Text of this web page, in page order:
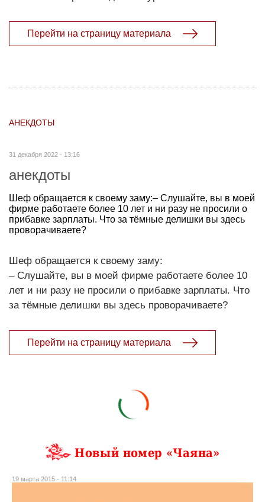
Перейти на страницу материала
АНЕКДОТЫ
31 декабря 2022 - 13:16
анекдоты
Шеф обращается к своему заму:– Слушайте, вы в моей
фирме работаете более 10 лет и ни разу не просили о
прибавке зарплаты. Что за тёмные делишки вы здесь
проворачиваете?
Шеф обращается к своему заму:
– Слушайте, вы в моей фирме работаете более 10
лет и ни разу не просили о прибавке зарплаты. Что
за тёмные делишки вы здесь проворачиваете?
Перейти на страницу материала
Новый номер «Чаяна»
19 марта 2015 - 11:14